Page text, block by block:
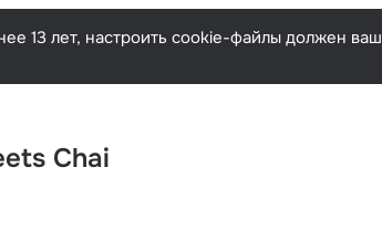
Русский
13 лет, настроить cookie-файлы должен ваш
Chai